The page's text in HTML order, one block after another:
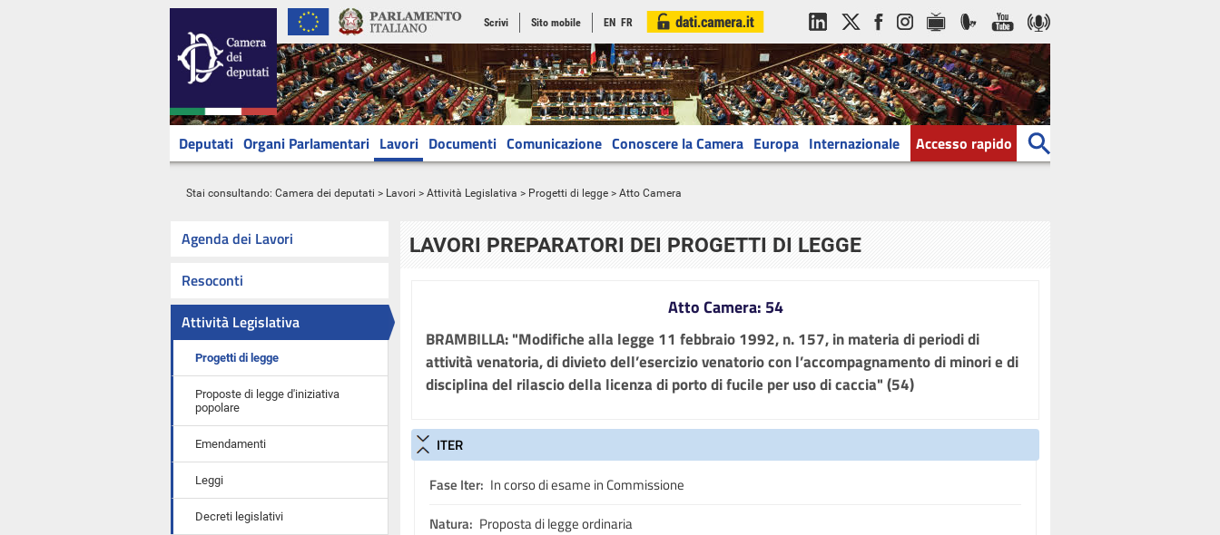
Scrivi Sito mobile EN FR
Deputati Organi Parlamentari Lavori Documenti Comunicazione Conoscere la Camera Europa Internazionale Accesso rapido
Stai consultando: Camera dei deputati > Lavori > Attività Legislativa > Progetti di legge > Atto Camera
Agenda dei Lavori
Resoconti
Attività Legislativa
Progetti di legge
Proposte di legge d'iniziativa
popolare
Emendamenti
Leggi
Decreti legislativi
LAVORI PREPARATORI DEI PROGETTI DI LEGGE
Atto Camera: 54
BRAMBILLA: "Modifiche alla legge 11 febbraio 1992, n. 157, in materia di periodi di
attività venatoria, di divieto dell’esercizio venatorio con l’accompagnamento di minori e di
disciplina del rilascio della licenza di porto di fucile per uso di caccia" (54)
ITER
Fase Iter: In corso di esame in Commissione
Natura: Proposta di legge ordinaria